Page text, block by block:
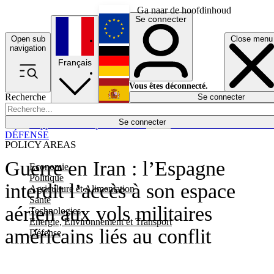
Ga naar de hoofdinhoud
Open sub
navigation
Close menu
Recherche
Se connecter
POLICY AREAS
Economie
Politique
Agriculture et Alimentation
Santé
Technologies
Energie, Environnement et Transport
Défense
Économie
Français
English
Deutsch
Español
Se connecter
Vous êtes déconnecté.
Se connecter
Guerre en Iran : l’Espagne
interdit l’accès à son espace
aérien aux vols militaires
américains liés au conflit
DÉFENSE